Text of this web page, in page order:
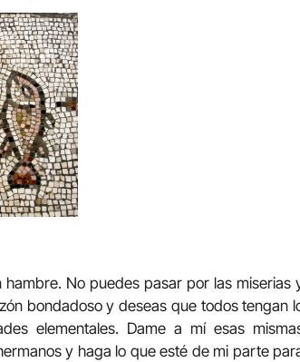
No puedes pasar por las miserias
bondadoso y deseas que todos tengan
elementales. Dame a mí esas
y haga lo que esté de mi parte